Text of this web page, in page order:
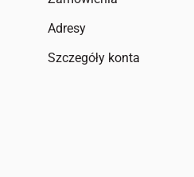
Szczegóły konta